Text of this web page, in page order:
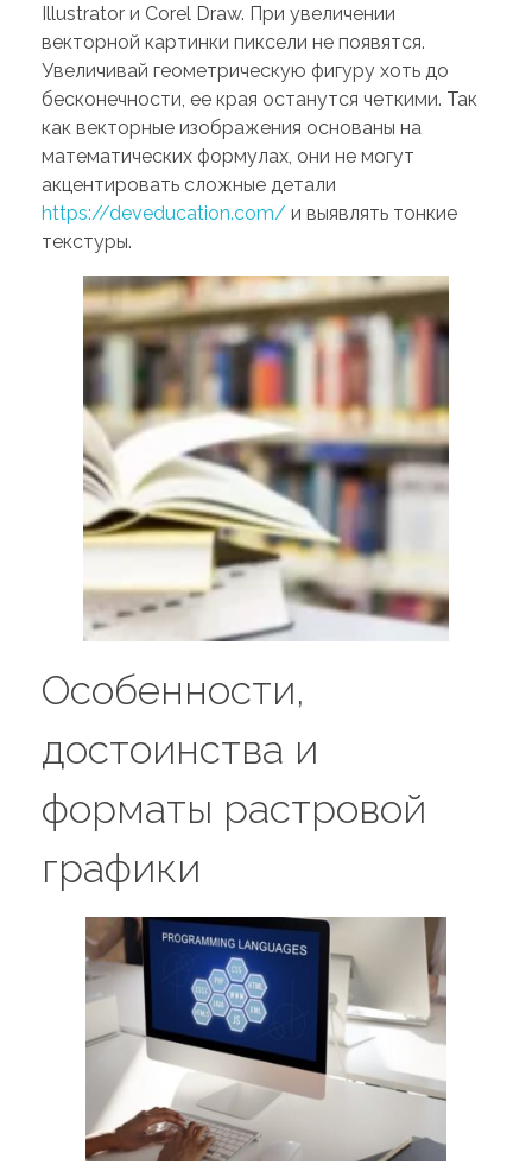
Illustrator и Corel Draw. При увеличении
векторной картинки пиксели не появятся.
Увеличивай геометрическую фигуру хоть до
бесконечности, ее края останутся четкими. Так
как векторные изображения основаны на
математических формулах, они не могут
акцентировать сложные детали
https://deveducation.com/ и выявлять тонкие
текстуры.
Особенности,
достоинства и
форматы растровой
графики